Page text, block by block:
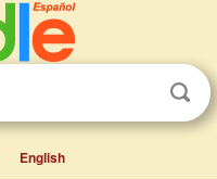
English